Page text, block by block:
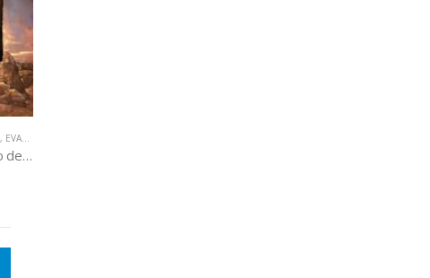
, EVANGELIZACIÓN - RENOVACIÓN
Cansado de llorar, Cansado de pecar, Cansado de vivir